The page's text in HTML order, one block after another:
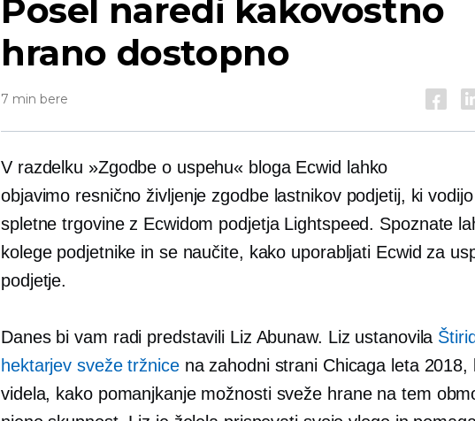
Posel naredi kakovostno
hrano dostopno
7 min bere
V razdelku »Zgodbe o uspehu« bloga Ecwid lahko
objavimo resnično življenje zgodbe lastnikov podjetij, ki
spletne trgovine z Ecwidom podjetja Lightspeed. Spoznate
kolege podjetnike in se naučite, kako uporabljati Ecwid za
podjetje.
Danes bi vam radi predstavili Liz Abunaw. Liz ustanovila
hektarjev sveže tržnicena zahodni strani Chicaga leta 2018,
videla, kako pomanjkanje možnosti sveže hrane na tem